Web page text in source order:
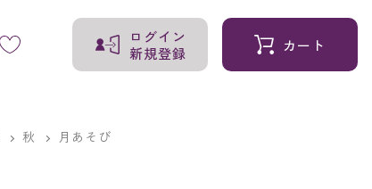
ログイン
新規登録
カート
秋 月あそび